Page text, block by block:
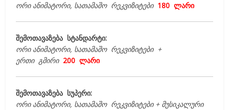
ორი ანიმატორი, სათამაშო რეკვიზიტები 180 ლარი
შემოთავაზება სტანდარტი:
ორი ანიმატორი, სათამაშო რეკვიზიტები +
ერთი გმირი 200 ლარი
შემოთავაზება სუპერი:
ორი ანიმატორი, სათამაშო რეკვიზიტები + მუსიკალური